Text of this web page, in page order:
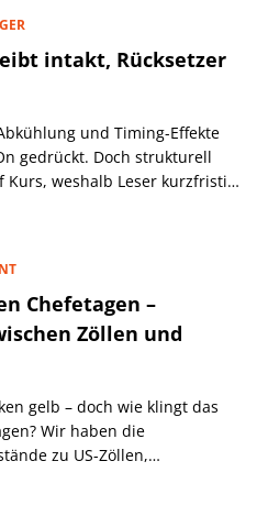
intakt, Rücksetzer
und Timing-Effekte
gedrückt. Doch strukturell
weshalb Leser kurzfristige
Chefetagen –
Zöllen und
gelb – doch wie klingt das
Wir haben die
zu US-Zöllen,